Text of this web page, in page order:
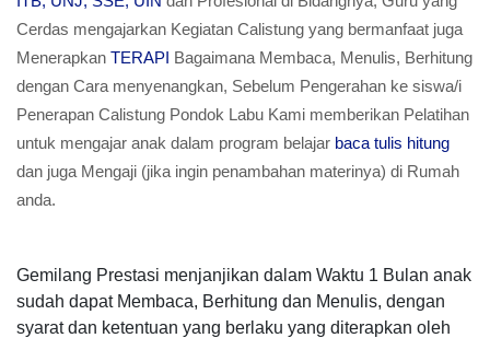
Cerdas mengajarkan Kegiatan Calistung yang bermanfaat juga
Menerapkan TERAPI Bagaimana Membaca, Menulis, Berhitung
dengan Cara menyenangkan, Sebelum Pengerahan ke siswa/i
Penerapan Calistung Pondok Labu Kami memberikan Pelatihan
untuk mengajar anak dalam program belajar baca tulis hitung
dan juga Mengaji (jika ingin penambahan materinya) di Rumah
anda.
Gemilang Prestasi menjanjikan dalam Waktu 1 Bulan anak
sudah dapat Membaca, Berhitung dan Menulis, dengan
syarat dan ketentuan yang berlaku yang diterapkan oleh